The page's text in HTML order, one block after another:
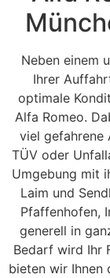
Neben einem
Ihrer
optimale
Alfa Romeo.
viel gefahrene
TÜV oder
Umgebung mit
Laim und
Pfaffenhofen,
generell in
Bedarf wird Ihr
bieten wir Ihnen